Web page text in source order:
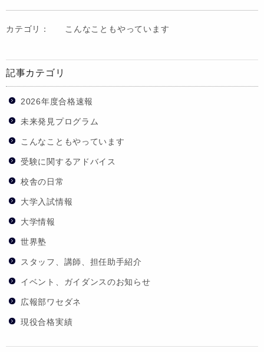
カテゴリ： こんなこともやっています
記事カテゴリ
2026年度合格速報
未来発見プログラム
こんなこともやっています
受験に関するアドバイス
校舎の日常
大学入試情報
大学情報
世界塾
スタッフ、講師、担任助手紹介
イベント、ガイダンスのお知らせ
広報部ワセダネ
現役合格実績